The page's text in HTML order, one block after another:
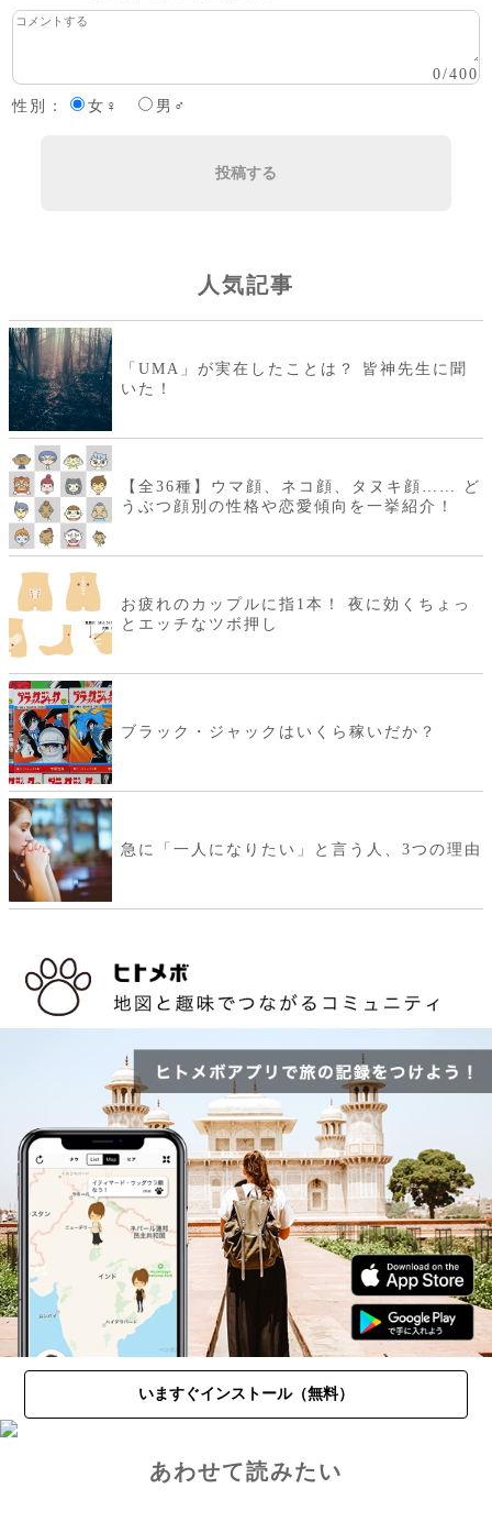
0/400
性別：
女♀ 男♂
投稿する
人気記事
「UMA」が実在したことは？ 皆神先生に聞
いた！
【全36種】ウマ顔、ネコ顔、タヌキ顔…… ど
うぶつ顔別の性格や恋愛傾向を一挙紹介！
お疲れのカップルに指1本！ 夜に効くちょっ
とエッチなツボ押し
ブラック・ジャックはいくら稼いだか？
急に「一人になりたい」と言う人、3つの理由
いますぐインストール（無料）
あわせて読みたい